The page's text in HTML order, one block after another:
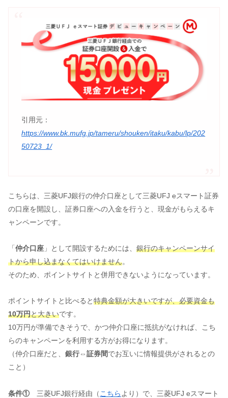
引用元：
https://www.bk.mufg.jp/tameru/shouken/itaku/kabu/lp/202
50723_1/
こちらは、三菱UFJ銀行の仲介口座として三菱UFJ eスマート証券
の口座を開設し、証券口座への入金を行うと、現金がもらえるキ
ャンペーンです。
「 仲介口座 」として開設するためには、 銀行のキャンペーンサイ
トから申し込まなくてはいけません。
そのため、ポイントサイトと併用できないようになっています。
ポイントサイトと比べると特典金額が大きいですが、必要資金も
10万円と大きいです。
10万円が準備できそうで、かつ仲介口座に抵抗がなければ、こち
らのキャンペーンを利用する方がお得になります。
（仲介口座だと、 銀行⇔証券間でお互いに情報提供がされるとの
こと）
条件① 三菱UFJ銀行経由（ こちら より）で、三菱UFJ eスマート